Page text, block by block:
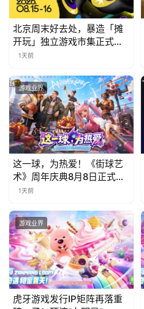
北京周末好去处，暴造「摊
开玩」独立游戏市集正式开
票！
1天前
游戏业界
这一球，为热爱！《街球艺
术》周年庆典8月8日正式上
线，多重福利与全新内容同
1天前
游戏业界
虎牙游戏发行IP矩阵再落重